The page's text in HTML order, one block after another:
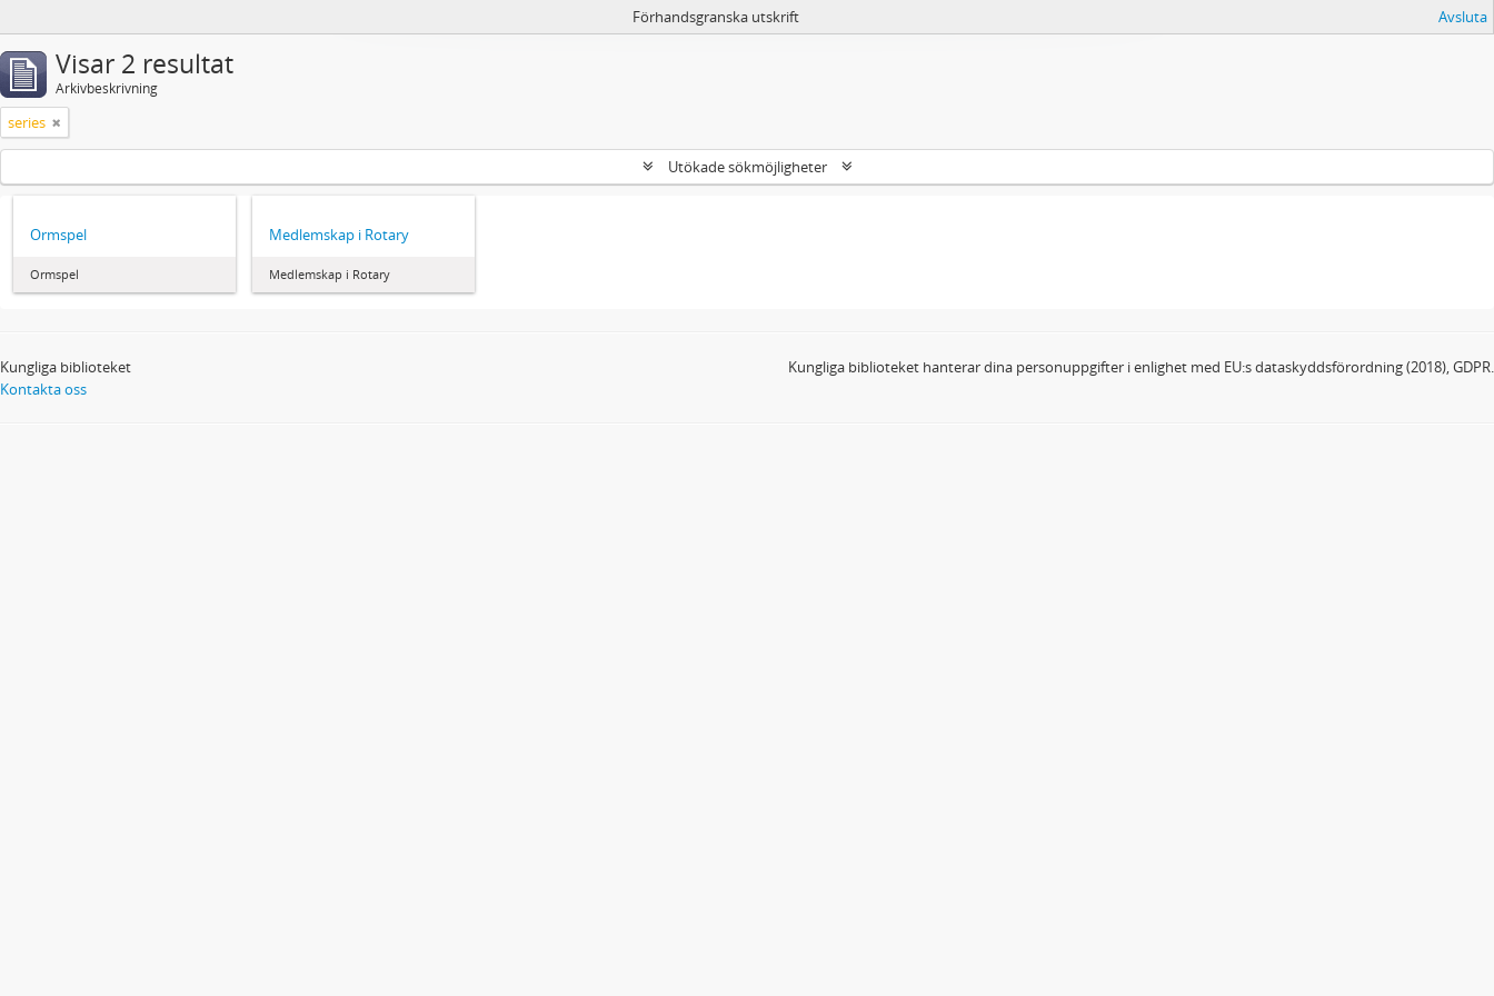
Förhandsgranska utskrift Avsluta
Visar 2 resultat
Arkivbeskrivning
series
Utökade sökmöjligheter
Ormspel
Ormspel
Medlemskap i Rotary
Medlemskap i Rotary
Kungliga biblioteket
Kontakta oss
Kungliga biblioteket hanterar dina personuppgifter i enlighet med EU:s dataskyddsförordning (2018), GDPR.